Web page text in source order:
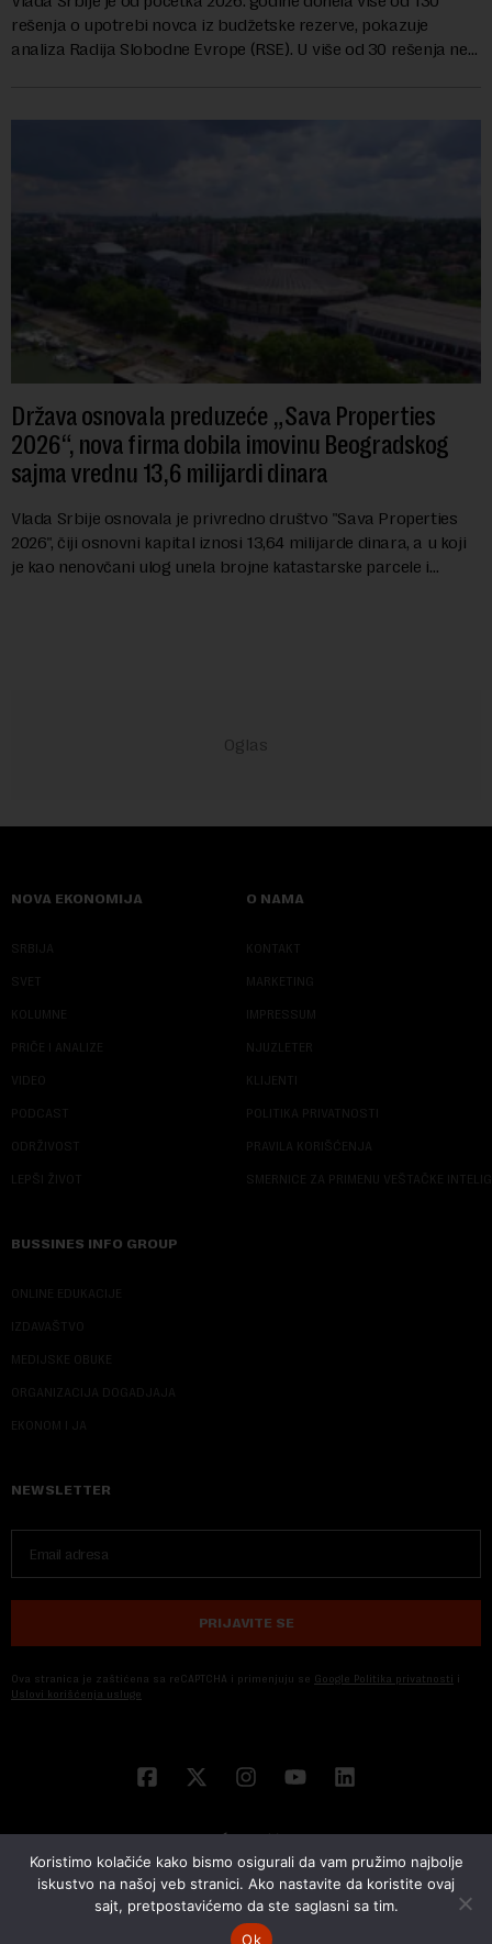
rešenja o upotrebi novca iz budžetske rezerve, pokazuje
analiza Radija Slobodne Evrope (RSE). U više od 30 rešenja ne
Država osnovala preduzeće „Sava Properties
2026“, nova firma dobila imovinu Beogradskog
sajma vrednu 13,6 milijardi dinara
Vlada Srbije osnovala je privredno društvo "Sava Properties
2026", čiji osnovni kapital iznosi 13,64 milijarde dinara, a u koji
je kao nenovčani ulog unela brojne katastarske parcele i
NOVA EKONOMIJA
SRBIJA
SVET
KOLUMNE
PRIČE I ANALIZE
VIDEO
PODCAST
ODRŽIVOST
LEPŠI ŽIVOT
O NAMA
KONTAKT
MARKETING
IMPRESSUM
NJUZLETER
KLIJENTI
POLITIKA PRIVATNOSTI
PRAVILA KORIŠĆENJA
SMERNICE ZA PRIMENU VEŠTAČKE
BUSSINES INFO GROUP
ONLINE EDUKACIJE
IZDAVAŠTVO
MEDIJSKE OBUKE
ORGANIZACIJA DOGADJAJA
EKONOM I JA
NEWSLETTER
PRIJAVITE SE
Ova stranica je zaštićena sa reCAPTCHA i primenjuju se Google Politika privatnosti i
Uslovi korišćenja usluge
© 2026 NOVA EKONOMIJA | SVA PRAVA ZADŽANA | DEVELOPED BY
Koristimo kolačiće kako bismo osigurali da vam pružimo najbolje
iskustvo na našoj veb stranici. Ako nastavite da koristite ovaj
sajt, pretpostavićemo da ste saglasni sa tim.
Ok